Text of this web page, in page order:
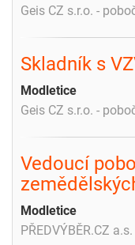
Geis CZ s.r.o. -
Skladník s
Modletice
Geis CZ s.r.o. -
Vedoucí
Modletice
PŘEDVÝBĚR.CZ a.s.